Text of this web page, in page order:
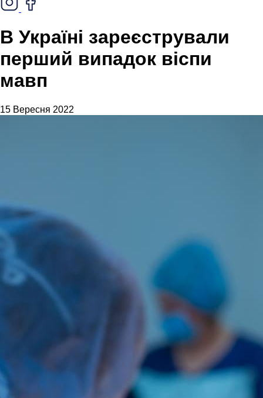
В Україні зареєстрували
перший випадок віспи
мавп
15 Вересня 2022